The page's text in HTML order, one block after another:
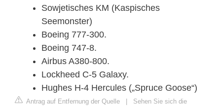
Sowjetisches KM (Kaspisches
Seemonster)
Boeing 777-300.
Boeing 747-8.
Airbus A380-800.
Lockheed C-5 Galaxy.
Hughes H-4 Hercules („Spruce Goose“)
Antrag auf Entfernung der Quelle | Sehen Sie sich die